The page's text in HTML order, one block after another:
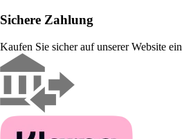
Sichere Zahlung
Kaufen Sie sicher auf unserer Website ein